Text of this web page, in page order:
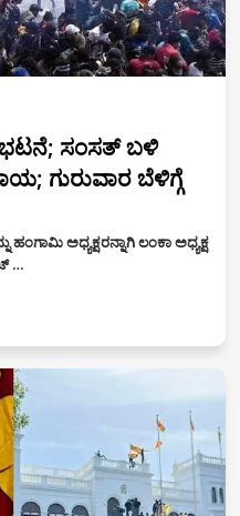
ಸಂಸತ್ ಬಳಿ
ಗುರುವಾರ ಬೆಳಿಗ್ಗೆ
ಅಧ್ಯಕ್ಷರನ್ನಾಗಿ ಲಂಕಾ ಅಧ್ಯಕ್ಷ
…